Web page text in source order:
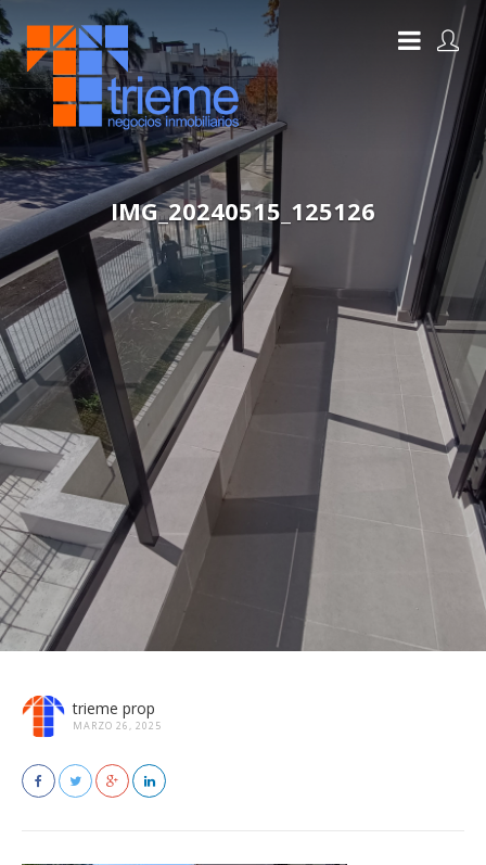
IMG_20240515_125126
trieme prop
MARZO 26, 2025